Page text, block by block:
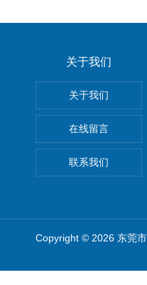
关于我们
关于我们
在线留言
联系我们
Copyright © 2026 东莞